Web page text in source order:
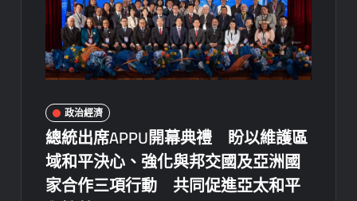
政治經濟
總統出席APPU開幕典禮 盼以維護區
域和平決心、強化與邦交國及亞洲國
家合作三項行動 共同促進亞太和平